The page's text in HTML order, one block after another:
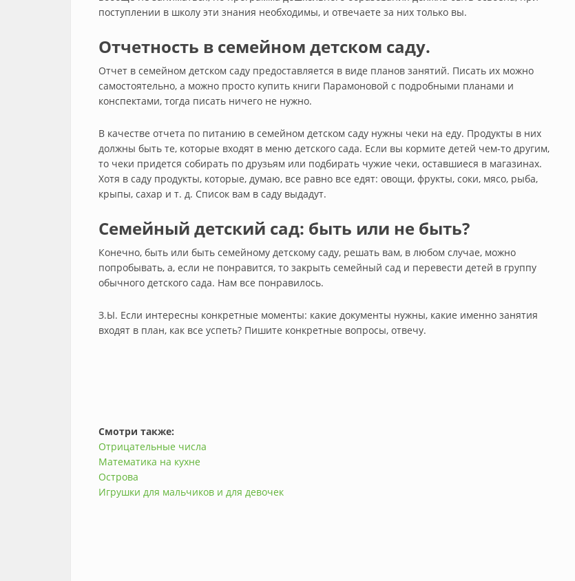
поступлении в школу эти знания необходимы, и отвечаете за них только вы.
Отчетность в семейном детском саду.
Отчет в семейном детском саду предоставляется в виде планов занятий. Писать их можно
самостоятельно, а можно просто купить книги Парамоновой с подробными планами и
конспектами, тогда писать ничего не нужно.
В качестве отчета по питанию в семейном детском саду нужны чеки на еду. Продукты в них
должны быть те, которые входят в меню детского сада. Если вы кормите детей чем-то другим,
то чеки придется собирать по друзьям или подбирать чужие чеки, оставшиеся в магазинах.
Хотя в саду продукты, которые, думаю, все равно все едят: овощи, фрукты, соки, мясо, рыба,
крыпы, сахар и т. д. Список вам в саду выдадут.
Семейный детский сад: быть или не быть?
Конечно, быть или быть семейному детскому саду, решать вам, в любом случае, можно
попробывать, а, если не понравится, то закрыть семейный сад и перевести детей в группу
обычного детского сада. Нам все понравилось.
З.Ы. Если интересны конкретные моменты: какие документы нужны, какие именно занятия
входят в план, как все успеть? Пишите конкретные вопросы, отвечу.
Смотри также:
Отрицательные числа
Математика на кухне
Острова
Игрушки для мальчиков и для девочек